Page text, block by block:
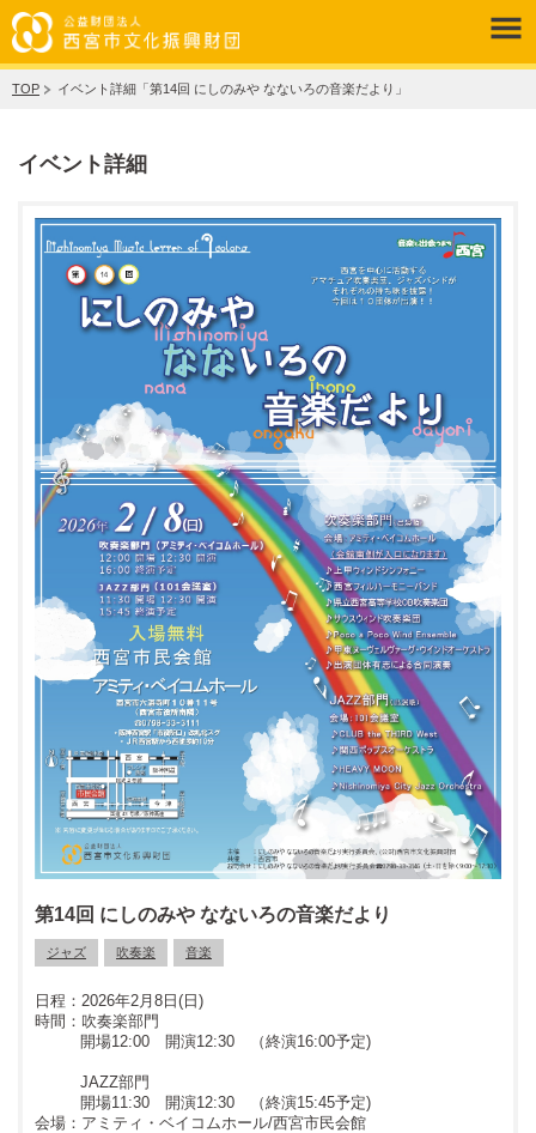
TOP イベント詳細「第14回 にしのみや なないろの音楽だより」
イベント詳細
第14回 にしのみや なないろの音楽だより
ジャズ 吹奏楽 音楽
2026年2月8日(日)
吹奏楽部門
開場12:00 開演12:30 （終演16:00予定)
JAZZ部門
開場11:30 開演12:30 （終演15:45予定)
アミティ・ベイコムホール/西宮市民会館